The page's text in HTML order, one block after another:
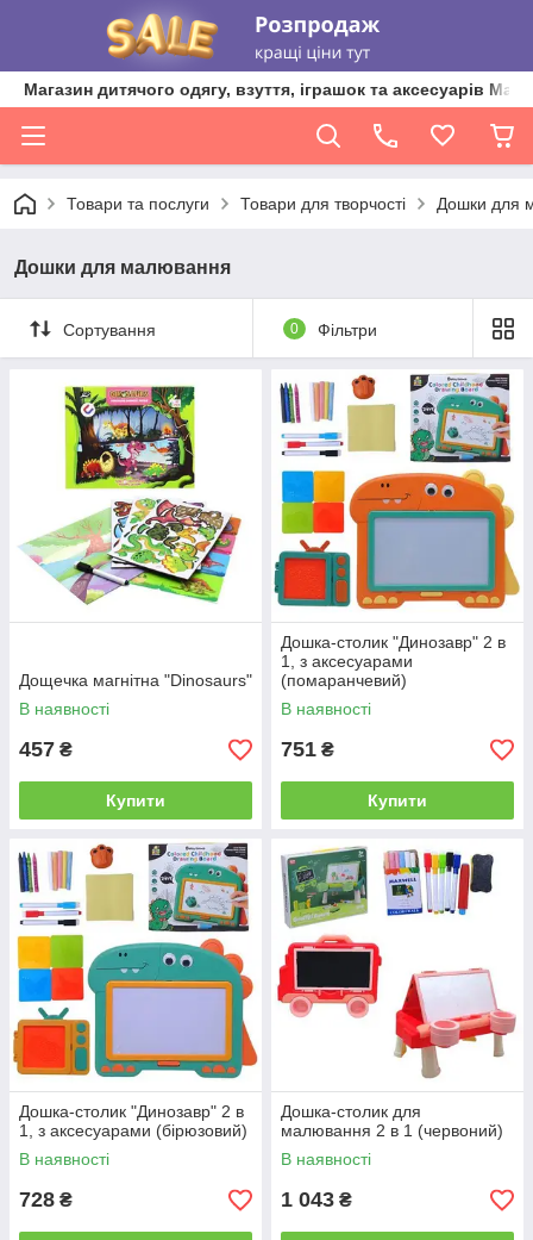
Магазин дитячого одягу, взуття, іграшок та аксесуарів
Товари та послуги Товари для творчості Дошки для
Дошки для малювання
Сортування 0 Фільтри
Дощечка магнітна "Dinosaurs"
В наявності
457 ₴
Купити
Дошка-столик "Динозавр" 2 в
1, з аксесуарами
(помаранчевий)
В наявності
751 ₴
Купити
Дошка-столик "Динозавр" 2 в
1, з аксесуарами (бірюзовий)
В наявності
728 ₴
Дошка-столик для
малювання 2 в 1 (червоний)
В наявності
1 043 ₴